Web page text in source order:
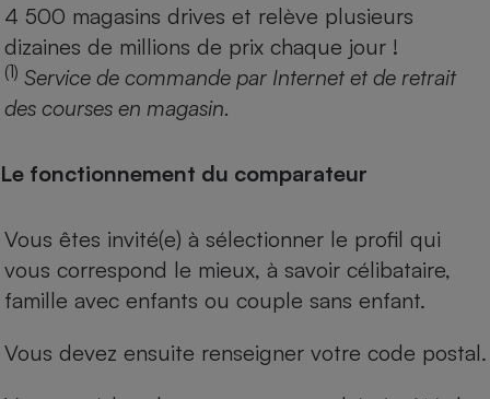
4 500 magasins drives et relève plusieurs
dizaines de millions de prix chaque jour !
(1) Service de commande par Internet et de retrait
des courses en magasin.
Le fonctionnement du comparateur
Vous êtes invité(e) à sélectionner le profil qui
vous correspond le mieux, à savoir célibataire,
famille avec enfants ou couple sans enfant.
Vous devez ensuite renseigner votre code postal.